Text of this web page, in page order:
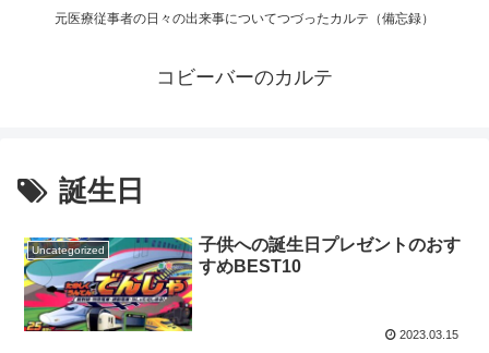
元医療従事者の日々の出来事についてつづったカルテ（備忘録）
コビーバーのカルテ
誕生日
Uncategorized
子供への誕生日プレゼントのおす
すめBEST10
2023.03.15